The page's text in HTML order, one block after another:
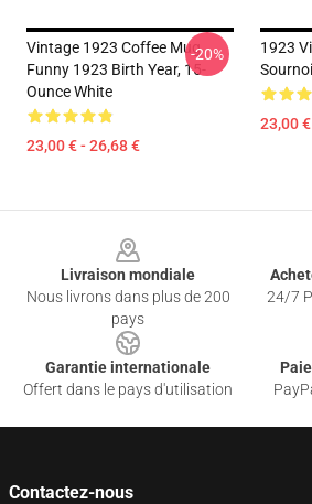
Vintage 1923 Coffee Mug
Funny 1923 Birth Year, 15-
Ounce White
23,00 € - 26,68 €
-20%
1923
23,00
Livraison mondiale
Nous livrons dans plus de 200
pays
24/7
Garantie internationale
Offert dans le pays d'utilisation
Contactez-nous